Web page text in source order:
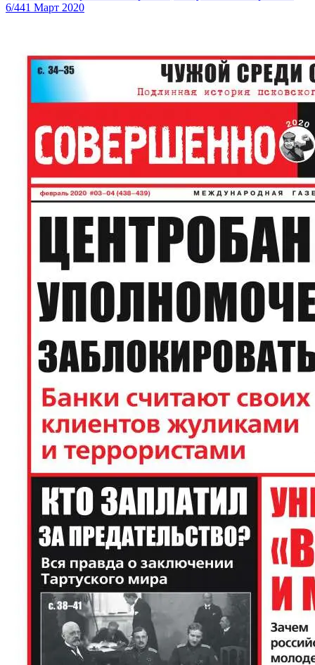
6/441 Март 2020